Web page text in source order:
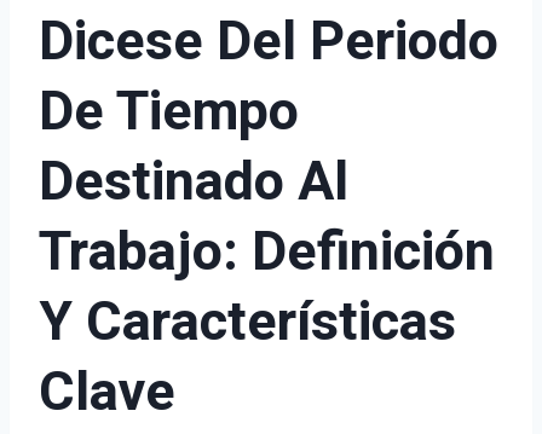
Dicese Del Periodo
De Tiempo
Destinado Al
Trabajo: Definición
Y Características
Clave